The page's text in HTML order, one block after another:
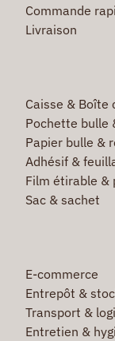
Commande
Livraison
Caisse & Boîte
Pochette bulle
Papier bulle &
Adhésif &
Film étirable &
Sac & sachet
E-commerce
Entrepôt &
Transport &
Entretien &